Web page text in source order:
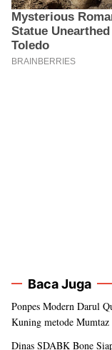
Baca Juga
Ponpes Modern Darul
Kuning metode Mumtaz
Dinas SDABK Bone